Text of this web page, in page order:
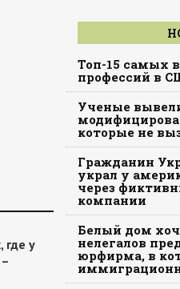
где у
Топ-15 самых
профессий в
Ученые
которые не
Гражданин
украл у
через
компании
Белый дом
нелегалов
юрфирма, в